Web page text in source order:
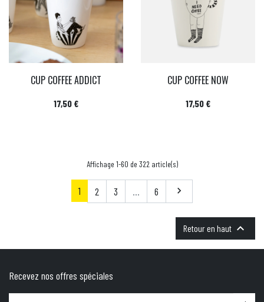
CUP COFFEE ADDICT
Prix
17,50 €
CUP COFFEE NOW
Prix
17,50 €
Affichage 1-60 de 322 article(s)
1 2 3 … 6 Suivant

Retour en haut 
Recevez nos offres spéciales